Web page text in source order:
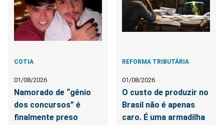
COTIA
01/08/2026
Namorado de “gênio
dos concursos” é
finalmente preso
REFORMA TRIBUTÁRIA
01/08/2026
O custo de produzir no
Brasil não é apenas
caro. É uma armadilha